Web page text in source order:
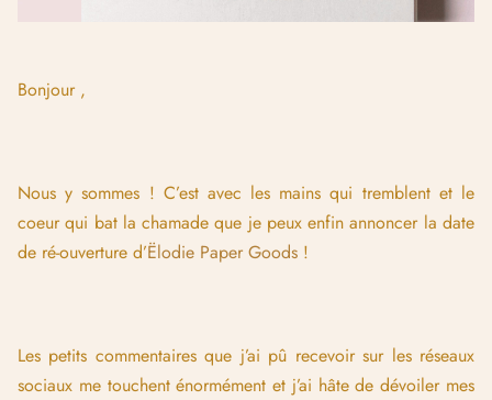
Bonjour ,
Nous y sommes ! C’est avec les mains qui tremblent et le
coeur qui bat la chamade que je peux enfin annoncer la date
de ré-ouverture d’Ëlodie Paper Goods !
Les petits commentaires que j’ai pû recevoir sur les réseaux
sociaux me touchent énormément et j’ai hâte de dévoiler mes